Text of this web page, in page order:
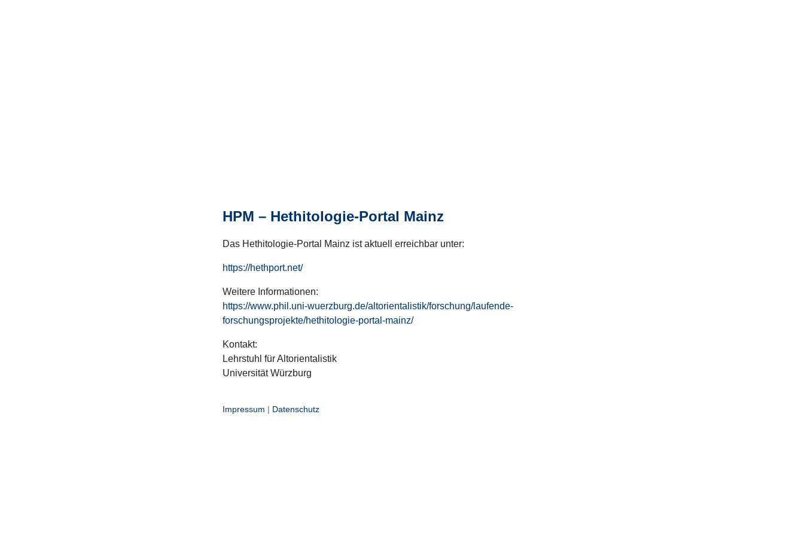
HPM – Hethitologie-Portal Mainz
Das Hethitologie-Portal Mainz ist aktuell erreichbar unter:
https://hethport.net/
Weitere Informationen:
https://www.phil.uni-wuerzburg.de/altorientalistik/forschung/laufende-
forschungsprojekte/hethitologie-portal-mainz/
Kontakt:
Lehrstuhl für Altorientalistik
Universität Würzburg
Impressum | Datenschutz